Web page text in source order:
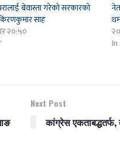
बेवास्ता गरेको सरकारको
साह
२०:५०
Next Post
कांग्रेस